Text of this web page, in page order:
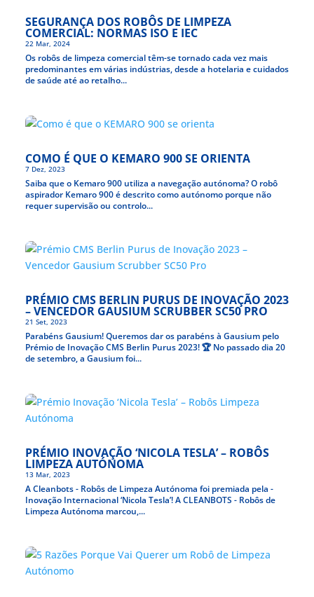
SEGURANÇA DOS ROBÔS DE LIMPEZA
COMERCIAL: NORMAS ISO E IEC
22 Mar, 2024
Os robôs de limpeza comercial têm-se tornado cada vez mais
predominantes em várias indústrias, desde a hotelaria e cuidados
de saúde até ao retalho...
COMO É QUE O KEMARO 900 SE ORIENTA
7 Dez, 2023
Saiba que o Kemaro 900 utiliza a navegação autónoma? O robô
aspirador Kemaro 900 é descrito como autónomo porque não
requer supervisão ou controlo...
PRÉMIO CMS BERLIN PURUS DE INOVAÇÃO 2023
– VENCEDOR GAUSIUM SCRUBBER SC50 PRO
21 Set, 2023
Parabéns Gausium! Queremos dar os parabéns à Gausium pelo
Prémio de Inovação CMS Berlin Purus 2023! 🏆 No passado dia 20
de setembro, a Gausium foi...
PRÉMIO INOVAÇÃO ‘NICOLA TESLA’ – ROBÔS
LIMPEZA AUTÓNOMA
13 Mar, 2023
A Cleanbots - Robôs de Limpeza Autónoma foi premiada pela -
Inovação Internacional ‘Nicola Tesla’! A CLEANBOTS - Robôs de
Limpeza Autónoma marcou,...